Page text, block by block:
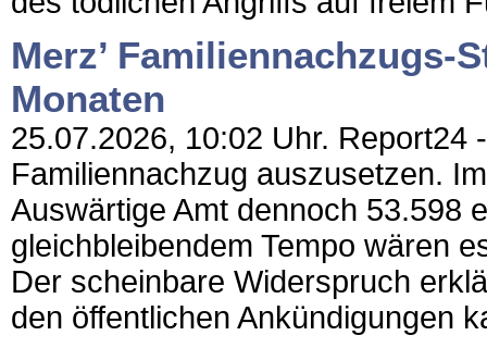
Merz’ Familiennachzugs-
Monaten
25.07.2026, 10:02 Uhr.
Familiennachzug auszusetzen.
Auswärtige Amt dennoch 53.598
gleichbleibendem Tempo wären
Der scheinbare Widerspruch
den öffentlichen Ankündigungen